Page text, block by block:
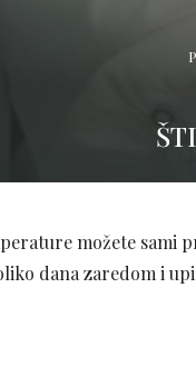
možete sami
dana zaredom i